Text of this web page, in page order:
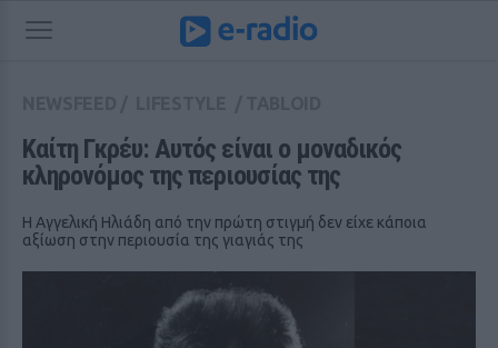
Καίτη Γκρέυ: Αυτός είναι ο μοναδικός
κληρονόμος της περιουσίας της
Η Αγγελική Ηλιάδη από την πρώτη στιγμή δεν είχε κάποια
αξίωση στην περιουσία της γιαγιάς της